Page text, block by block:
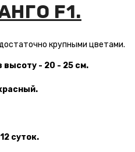
F1.
крупными цветами.
высоту - 20 - 25 см.
суток.